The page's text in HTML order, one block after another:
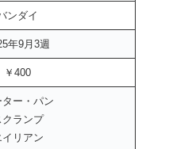
ンダイ
年9月3週
￥400
ター・パン
クランプ
イリアン